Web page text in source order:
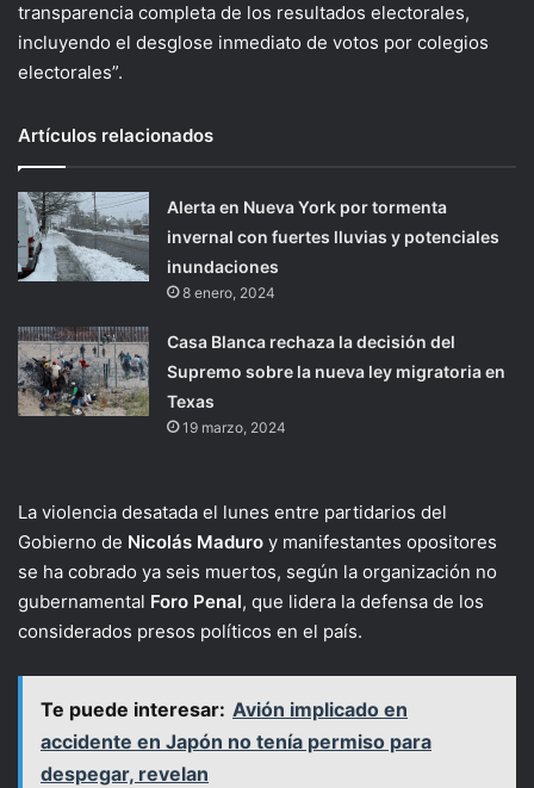
transparencia completa de los resultados electorales,
incluyendo el desglose inmediato de votos por colegios
electorales”.
Artículos relacionados
Alerta en Nueva York por tormenta
invernal con fuertes lluvias y potenciales
inundaciones
8 enero, 2024
Casa Blanca rechaza la decisión del
Supremo sobre la nueva ley migratoria en
Texas
19 marzo, 2024
La violencia desatada el lunes entre partidarios del
Gobierno de Nicolás Maduro y manifestantes opositores
se ha cobrado ya seis muertos, según la organización no
gubernamental Foro Penal, que lidera la defensa de los
considerados presos políticos en el país.
Te puede interesar: Avión implicado en
accidente en Japón no tenía permiso para
despegar, revelan